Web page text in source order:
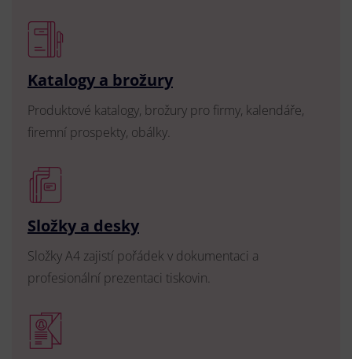
Katalogy a brožury
Produktové katalogy, brožury pro firmy, kalendáře,
firemní prospekty, obálky.
Složky a desky
Složky A4 zajistí pořádek v dokumentaci a
profesionální prezentaci tiskovin.